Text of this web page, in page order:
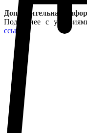
Дополнительная
Подробнее с
ссылке